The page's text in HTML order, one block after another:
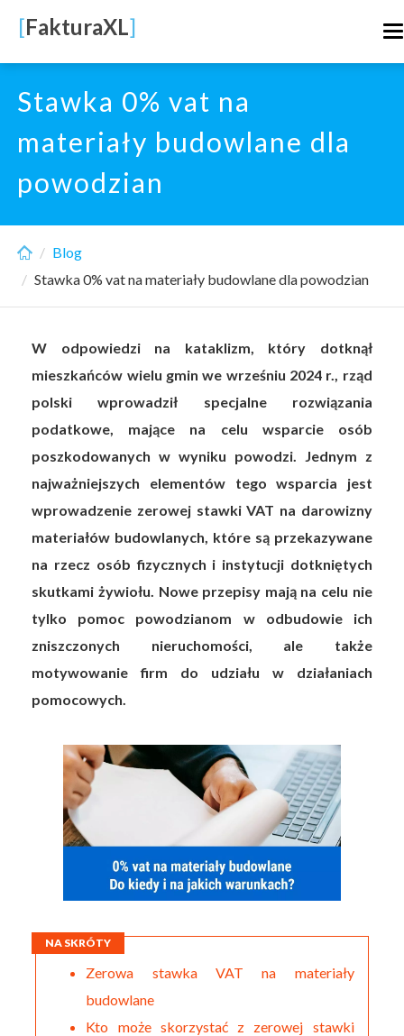
main
content
[FakturaXL]
Stawka 0% vat na
materiały budowlane dla
powodzian
Blog
Stawka 0% vat na materiały budowlane dla powodzian
W odpowiedzi na kataklizm, który dotknął
mieszkańców wielu gmin we wrześniu 2024 r., rząd
polski wprowadził specjalne rozwiązania
podatkowe, mające na celu wsparcie osób
poszkodowanych w wyniku powodzi. Jednym z
najważniejszych elementów tego wsparcia jest
wprowadzenie zerowej stawki VAT na darowizny
materiałów budowlanych, które są przekazywane
na rzecz osób fizycznych i instytucji dotkniętych
skutkami żywiołu. Nowe przepisy mają na celu nie
tylko pomoc powodzianom w odbudowie ich
zniszczonych nieruchomości, ale także
motywowanie firm do udziału w działaniach
pomocowych.
NA SKRÓTY
Zerowa stawka VAT na materiały
budowlane
Kto może skorzystać z zerowej stawki